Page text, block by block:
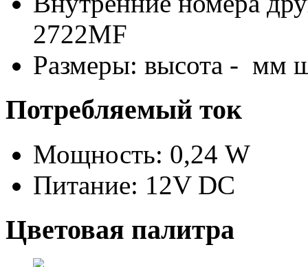
2722MF
Размеры: высота - мм
Потребляемый ток
Мощность: 0,24 W
Питание: 12V DC
Цветовая палитра